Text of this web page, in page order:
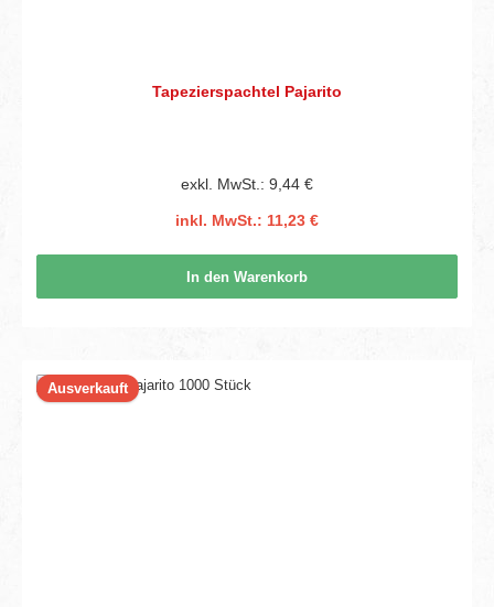
Tapezierspachtel Pajarito
exkl. MwSt.: 9,44 €
inkl. MwSt.: 11,23 €
In den Warenkorb
Ausverkauft